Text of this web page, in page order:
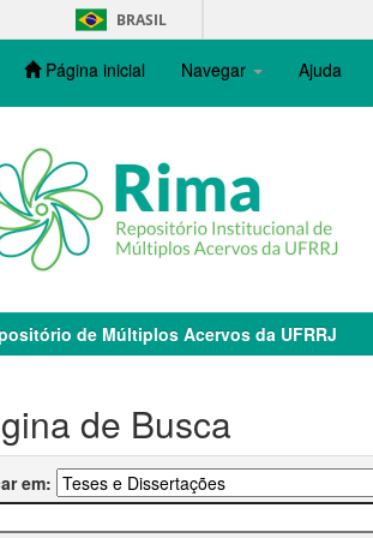
BRASIL
Página inicial Navegar Ajuda
de Múltiplos Acervos da UFRRJ
de Busca
em: